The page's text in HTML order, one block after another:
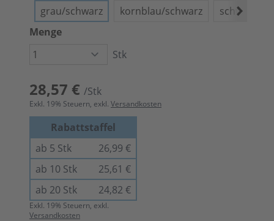
grau/schwarz
kornblau/schwarz
schwarz/
Menge
Stk
28,57 € /Stk
Exkl. 19% Steuern, exkl. Versandkosten
Rabattstaffel
ab 5 Stk
26,99 €
ab 10 Stk
25,61 €
ab 20 Stk
24,82 €
Exkl. 19% Steuern, exkl.
Versandkosten